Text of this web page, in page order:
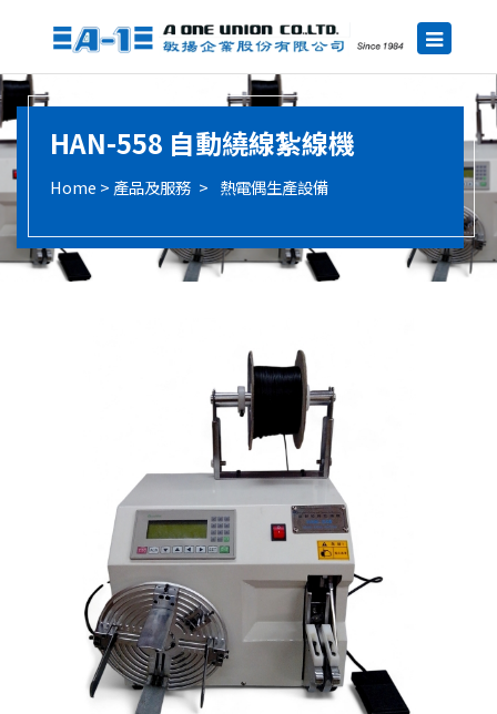
HAN-558 自動繞線紮線機
產品及服務 熱電偶生產設備